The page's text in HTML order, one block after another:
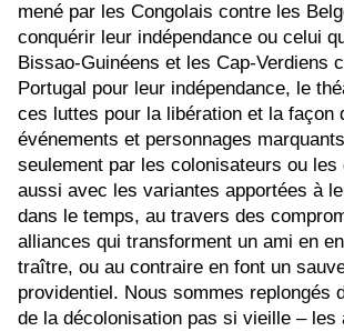
mené par les Congolais contre les
conquérir leur indépendance ou celui
Bissao-Guinéens et les Cap-Verdiens
Portugal pour leur indépendance, le
ces luttes pour la libération et la façon
événements et personnages
seulement par les colonisateurs ou
aussi avec les variantes apportées à
dans le temps, au travers des
alliances qui transforment un ami en
traître, ou au contraire en font un
providentiel. Nous sommes replongés
de la décolonisation pas si vieille – les